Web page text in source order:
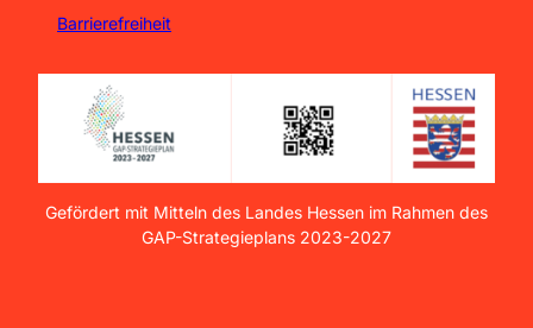
Barrierefreiheit
Gefördert mit Mitteln des Landes Hessen im Rahmen des
GAP-Strategieplans 2023-2027